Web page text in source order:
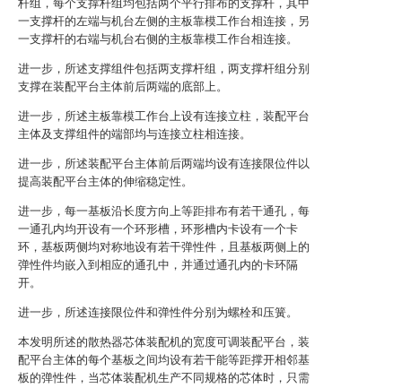
杆组，每个支撑杆组均包括两个平行排布的支撑杆，其中
一支撑杆的左端与机台左侧的主板靠模工作台相连接，另
一支撑杆的右端与机台右侧的主板靠模工作台相连接。
进一步，所述支撑组件包括两支撑杆组，两支撑杆组分别
支撑在装配平台主体前后两端的底部上。
进一步，所述主板靠模工作台上设有连接立柱，装配平台
主体及支撑组件的端部均与连接立柱相连接。
进一步，所述装配平台主体前后两端均设有连接限位件以
提高装配平台主体的伸缩稳定性。
进一步，每一基板沿长度方向上等距排布有若干通孔，每
一通孔内均开设有一个环形槽，环形槽内卡设有一个卡
环，基板两侧均对称地设有若干弹性件，且基板两侧上的
弹性件均嵌入到相应的通孔中，并通过通孔内的卡环隔
开。
进一步，所述连接限位件和弹性件分别为螺栓和压簧。
本发明所述的散热器芯体装配机的宽度可调装配平台，装
配平台主体的每个基板之间均设有若干能等距撑开相邻基
板的弹性件，当芯体装配机生产不同规格的芯体时，只需